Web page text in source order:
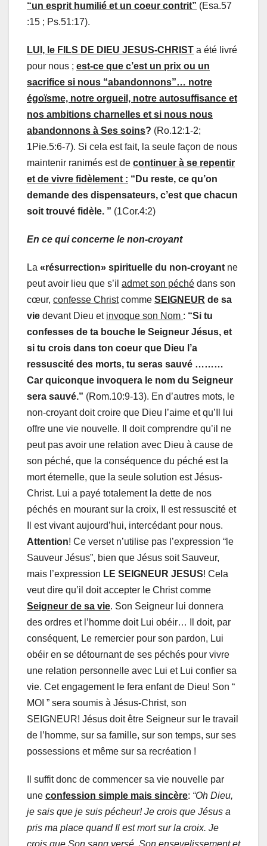
“un esprit humilié et un coeur contrit” (Esa.57
:15 ; Ps.51:17).
LUI, le FILS DE DIEU JESUS-CHRIST a été livré
pour nous ; est-ce que c’est un prix ou un
sacrifice si nous “abandonnons”… notre
égoïsme, notre orgueil, notre autosuffisance et
nos ambitions charnelles et si nous nous
abandonnons à Ses soins? (Ro.12:1-2;
1Pie.5:6-7). Si cela est fait, la seule façon de nous
maintenir ranimés est de continuer à se repentir
et de vivre fidèlement : “Du reste, ce qu’on
demande des dispensateurs, c’est que chacun
soit trouvé fidèle. ” (1Cor.4:2)
En ce qui concerne le non-croyant
La «résurrection» spirituelle du non-croyant ne
peut avoir lieu que s’il admet son péché dans son
cœur, confesse Christcomme SEIGNEUR de sa
vie devant Dieu et invoque son Nom : “Si tu
confesses de ta bouche le Seigneur Jésus, et
si tu crois dans ton coeur que Dieu l’a
ressuscité des morts, tu seras sauvé ………
Car quiconque invoquera le nom du Seigneur
sera sauvé.” (Rom.10:9-13). En d’autres mots, le
non-croyant doit croire que Dieu l’aime et qu’Il lui
offre une vie nouvelle. Il doit comprendre qu’il ne
peut pas avoir une relation avec Dieu à cause de
son péché, que la conséquence du péché est la
mort éternelle, que la seule solution est Jésus-
Christ. Lui a payé totalement la dette de nos
péchés en mourant sur la croix, Il est ressuscité et
Il est vivant aujourd’hui, intercédant pour nous.
Attention! Ce verset n’utilise pas l’expression “le
Sauveur Jésus”, bien que Jésus soit Sauveur,
mais l’expression LE SEIGNEUR JESUS! Cela
veut dire qu’il doit accepter le Christ comme
Seigneur de sa vie. Son Seigneur lui donnera
des ordres et l’homme doit Lui obéir… Il doit, par
conséquent, Le remercier pour son pardon, Lui
obéir en se détournant de ses péchés pour vivre
une relation personnelle avec Lui et Lui confier sa
vie. Cet engagement le fera enfant de Dieu! Son “
MOI ” sera soumis à Jésus-Christ, son
SEIGNEUR! Jésus doit être Seigneur sur le travail
de l’homme, sur sa famille, sur son temps, sur ses
possessions et même sur sa recréation !
Il suffit donc de commencer sa vie nouvelle par
une confession simple mais sincère: “Oh Dieu,
je sais que je suis pécheur! Je crois que Jésus a
pris ma place quand Il est mort sur la croix. Je